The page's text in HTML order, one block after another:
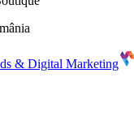
& Digital Marketing